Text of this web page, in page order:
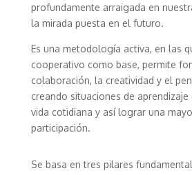
profundamente arraigada en
la mirada puesta en el futuro.
Es una metodología activa, en las
cooperativo como base, permite
colaboración, la creatividad y el
creando situaciones de
vida cotidiana y así lograr una
participación.
Se basa en tres pilares